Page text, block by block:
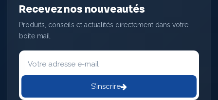
Recevez nos nouveautés
Produits, conseils et actualités directement dans votre
boîte mail.
Votre
adresse
mail
S’inscrire